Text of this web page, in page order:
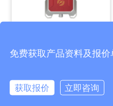
漏电探测仪
免费获取产品资料及报
获取报价 立即咨询